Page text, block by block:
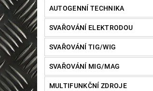
AUTOGENNÍ TECHNIKA
SVAŘOVÁNÍ ELEKTRODOU
SVAŘOVÁNÍ TIG/WIG
SVAŘOVÁNÍ MIG/MAG
MULTIFUNKČNÍ ZDROJE